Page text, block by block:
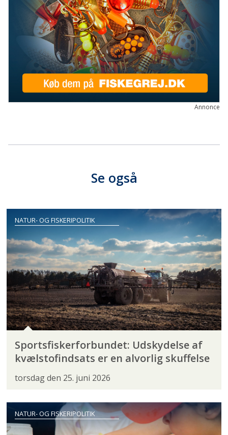
Annonce
Se også
NATUR- OG FISKERIPOLITIK
Sportsfiskerforbundet: Udskydelse af
kvælstofindsats er en alvorlig skuffelse
torsdag den 25. juni 2026
NATUR- OG FISKERIPOLITIK